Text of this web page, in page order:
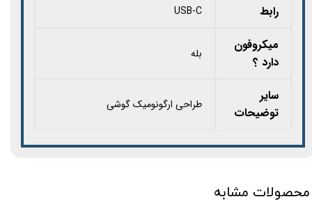
رابط USB-C
میکروفون
دارد ؟
بله
سایر
توضیحات
طراحی ارگونومیک گوشی
محصولات مشابه